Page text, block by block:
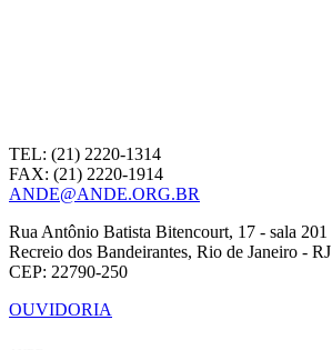
TEL: (21) 2220-1314
FAX: (21) 2220-1914
ANDE@ANDE.ORG.BR
Rua Antônio Batista Bitencourt, 17 - sala 201
Recreio dos Bandeirantes, Rio de Janeiro - RJ
CEP: 22790-250
OUVIDORIA